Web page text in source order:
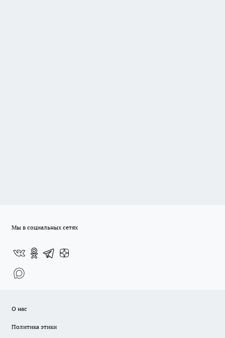
Мы в социальных сетях
О нас
Политика этики